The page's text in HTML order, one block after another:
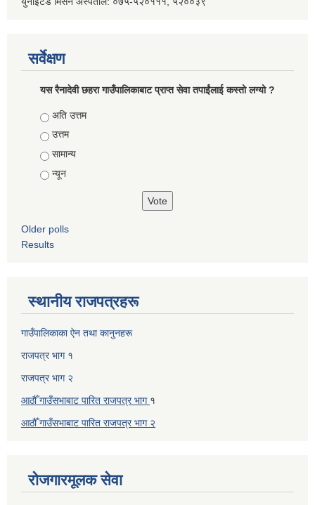
सर्वेक्षण
यस रैनादेवी छहरा गाउँपालिकाबाट प्राप्त सेवा तपाईंलाई कस्तो लग्यो ?
Choices
अति उत्तम
उत्तम
सामान्य
न्यून
Older polls
Results
स्थानीय राजपत्रहरू
गाउँपालिकाका ऐन तथा कानुनहरू
राजपत्र भाग १
राजपत्र भाग २
आठौँ गाउँसभाबाट पारित राजपत्र भाग १
आठौँ गाउँसभाबाट पारित राजपत्र भाग २
रोजगारमूलक सेवा